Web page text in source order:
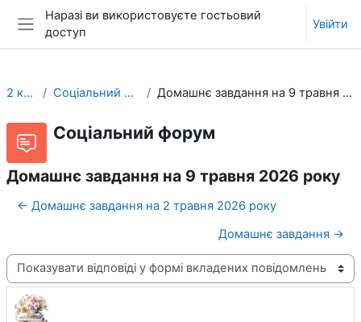
Перейти до головного вмісту
Бокова панель
Наразі ви використовуєте гостьовий
доступ
Увійти
2 клас Соціальний форум Домашнє завдання на 9 травня 2026 року
Соціальний форум
Домашнє завдання на 9 травня 2026 року
← Домашнє завдання на 2 травня 2026 року
Домашнє завдання →
Тип показу